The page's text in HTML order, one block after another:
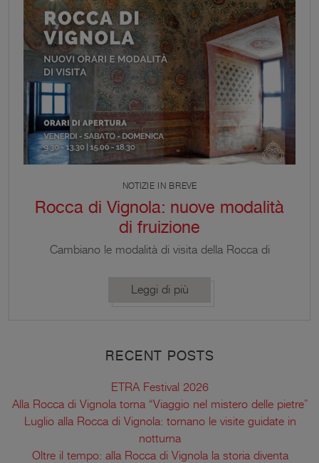
NOTIZIE IN BREVE
Rocca di Vignola: nuove modalità
di fruizione
Cambiano le modalità di visita della Rocca di
accompagna a uno sviluppo della proposta
mattinata dedicata – il giovedì – nell’ambito della
Leggi di più
RECENT POSTS
ETRA Festival 2026
Alla Rocca di Vignola torna “Viaggio nel mistero delle pietre”
Luglio alla Rocca di Vignola: tornano le visite guidate in
notturna
Oltre il tempo: alla Rocca di Vignola la storia diventa